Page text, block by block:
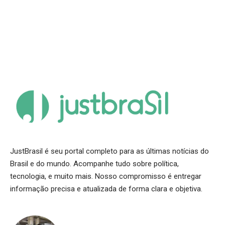
JustBrasil é seu portal completo para as últimas notícias do
Brasil e do mundo. Acompanhe tudo sobre política,
tecnologia, e muito mais. Nosso compromisso é entregar
informação precisa e atualizada de forma clara e objetiva.